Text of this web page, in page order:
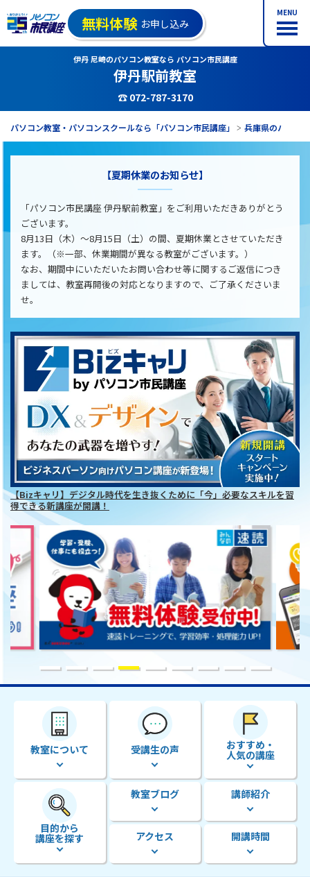
MENU
無料体験 お申し込み
伊丹 尼崎のパソコン教室なら パソコン市民講座
伊丹駅前教室
☎ 072-787-3170
パソコン教室・パソコンスクールなら「パソコン市民講座」 兵庫県のパソコ
【夏期休業のお知らせ】
「パソコン市民講座 伊丹駅前教室」をご利用いただきありがとう
ございます。
8月13日（木）～8月15日（土）の間、夏期休業とさせていただき
ます。（※一部、休業期間が異なる教室がございます。）
なお、期間中にいただいたお問い合わせ等に関するご返信につき
ましては、教室再開後の対応となりますので、ご了承くださいま
せ。
【Bizキャリ】デジタル時代を生き抜くために「今」必要なスキルを習
得できる新講座が開講！
教室について 受講生の声 おすすめ・
人気の講座
目的から
講座を探す
教室ブログ 講師紹介
アクセス 開講時間